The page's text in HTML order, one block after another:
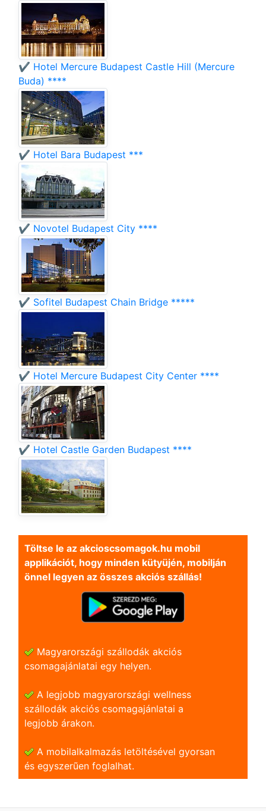
✔️ Hotel Mercure Budapest Castle Hill (Mercure
Buda) ****
✔️ Hotel Bara Budapest ***
✔️ Novotel Budapest City ****
✔️ Sofitel Budapest Chain Bridge *****
✔️ Hotel Mercure Budapest City Center ****
✔️ Hotel Castle Garden Budapest ****
Töltse le az akcioscsomagok.hu mobil
applikációt, hogy minden kütyüjén, mobilján
önnel legyen az összes akciós szállás!
Magyarországi szállodák akciós
csomagajánlatai egy helyen.
A legjobb magyarországi wellness
szállodák akciós csomagajánlatai a
legjobb árakon.
A mobilalkalmazás letöltésével gyorsan
és egyszerũen foglalhat.